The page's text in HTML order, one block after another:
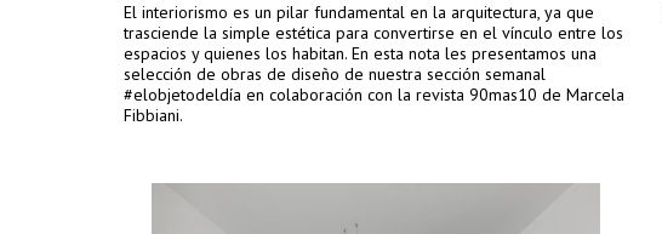
El interiorismo es un pilar fundamental en la arquitectura, ya que
trasciende la simple estética para convertirse en el vínculo entre los
espacios y quienes los habitan. En esta nota les presentamos una
selección de obras de diseño de nuestra sección semanal
#elobjetodeldía en colaboración con la revista 90mas10 de Marcela
Fibbiani.